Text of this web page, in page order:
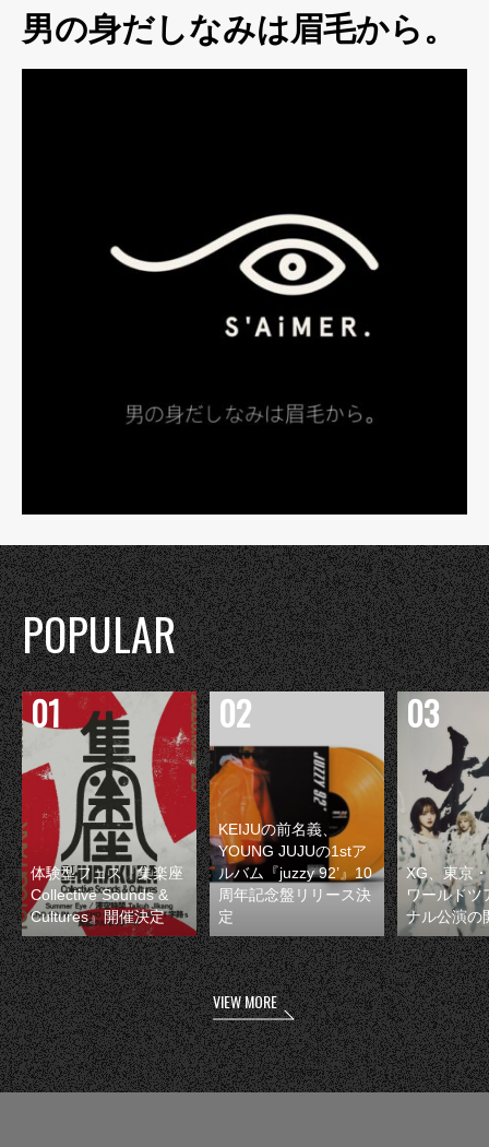
男の身だしなみは眉毛から。
POPULAR
体験型フェス『集楽座
Collective Sounds &
Cultures』開催決定
KEIJUの前名義、
YOUNG JUJUの1stア
ルバム『juzzy 92’』10
周年記念盤リリース決
定
XG、東京
ワールドツ
ナル公演の
VIEW MORE